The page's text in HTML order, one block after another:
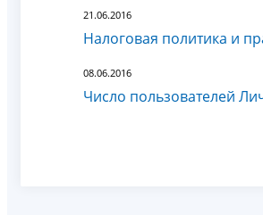
21.06.2016
Налоговая политика и
08.06.2016
Число пользователей